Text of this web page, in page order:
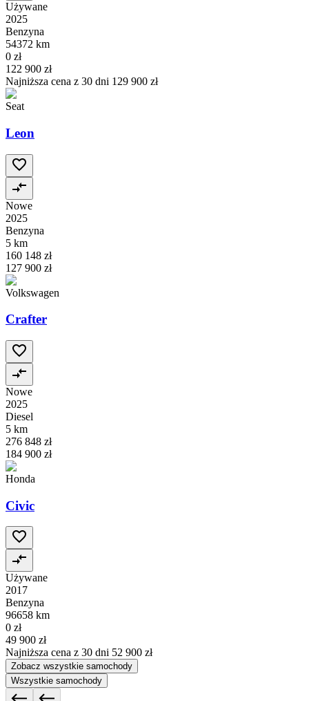
Używane
2025
Benzyna
54372 km
0 zł
122 900 zł
Najniższa cena z 30 dni 129 900 zł
Seat
Leon
Nowe
2025
Benzyna
5 km
160 148 zł
127 900 zł
Volkswagen
Crafter
Nowe
2025
Diesel
5 km
276 848 zł
184 900 zł
Honda
Civic
Używane
2017
Benzyna
96658 km
0 zł
49 900 zł
Najniższa cena z 30 dni 52 900 zł
Zobacz wszystkie samochody
Wszystkie samochody